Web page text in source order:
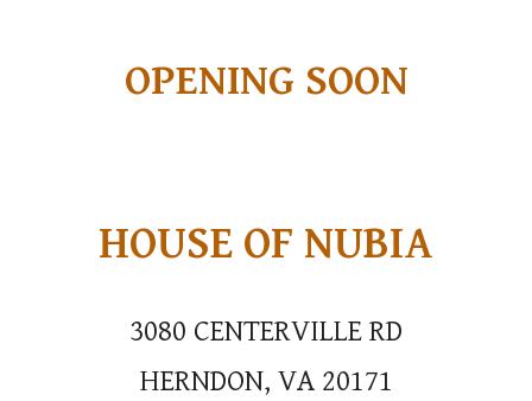
OPENING SOON
HOUSE OF NUBIA
3080 CENTERVILLE RD
HERNDON, VA 20171